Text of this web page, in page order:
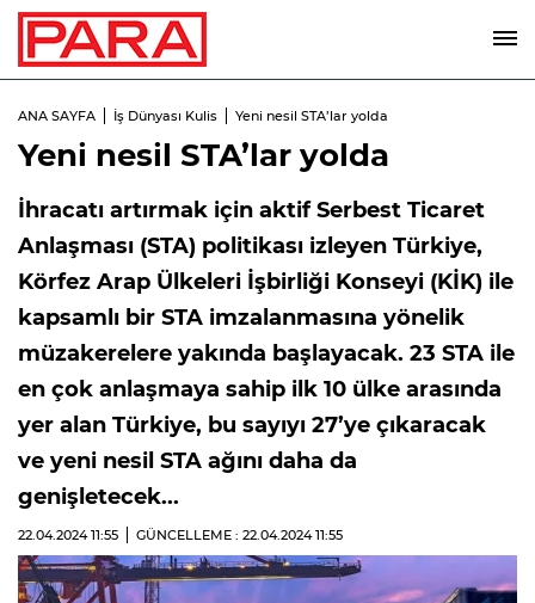
ANA SAYFA İş Dünyası Kulis Yeni nesil STA’lar yolda
Yeni nesil STA’lar yolda
İhracatı artırmak için aktif Serbest Ticaret
Anlaşması (STA) politikası izleyen Türkiye,
Körfez Arap Ülkeleri İşbirliği Konseyi (KİK) ile
kapsamlı bir STA imzalanmasına yönelik
müzakerelere yakında başlayacak. 23 STA ile
en çok anlaşmaya sahip ilk 10 ülke arasında
yer alan Türkiye, bu sayıyı 27’ye çıkaracak
ve yeni nesil STA ağını daha da
genişletecek...
22.04.202411:55 GÜNCELLEME : 22.04.202411:55